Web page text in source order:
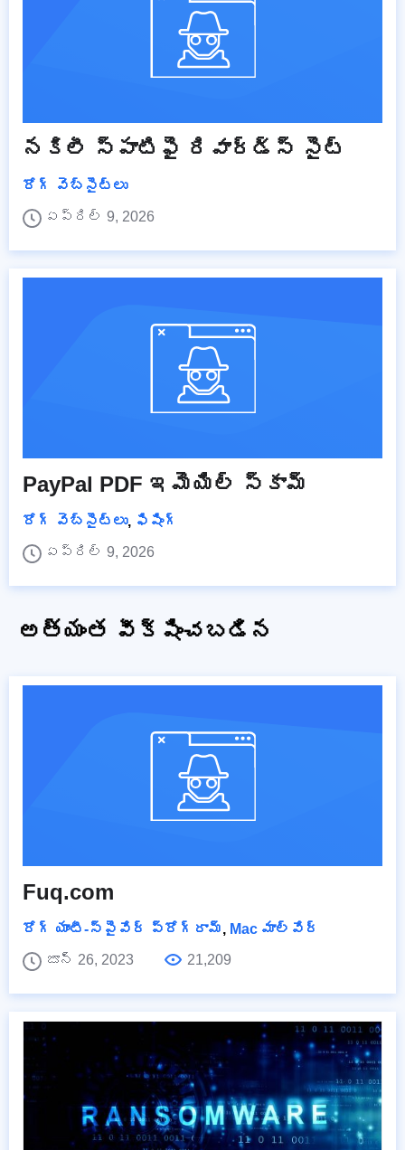
నకిలీ స్పాటిఫై రివార్డ్స్ సైట్
రోగ్ వెబ్‌సైట్‌లు
ఏప్రిల్ 9, 2026
PayPal PDF ఇమెయిల్ స్కామ్
రోగ్ వెబ్‌సైట్‌లు, ఫిషింగ్
ఏప్రిల్ 9, 2026
అత్యంత వీక్షించబడిన
Fuq.com
రోగ్ యాంటీ-స్పైవేర్ ప్రోగ్రామ్, Mac మాల్వేర్
జూన్ 26, 2023
21,209